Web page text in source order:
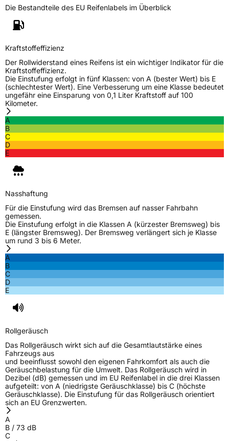
Die Bestandteile des EU Reifenlabels im Überblick
Kraftstoffeffizienz
Der Rollwiderstand eines Reifens ist ein wichtiger Indikator für die
Kraftstoffeffizienz.
Die Einstufung erfolgt in fünf Klassen: von A (bester Wert) bis E
(schlechtester Wert). Eine Verbesserung um eine Klasse bedeutet
ungefähr eine Einsparung von 0,1 Liter Kraftstoff auf 100
Kilometer.
A
B
C
D
E
Nasshaftung
Für die Einstufung wird das Bremsen auf nasser Fahrbahn
gemessen.
Die Einstufung erfolgt in die Klassen A (kürzester Bremsweg) bis
E (längster Bremsweg). Der Bremsweg verlängert sich je Klasse
um rund 3 bis 6 Meter.
A
B
C
D
E
Rollgeräusch
Das Rollgeräusch wirkt sich auf die Gesamtlautstärke eines
Fahrzeugs aus
und beeinflusst sowohl den eigenen Fahrkomfort als auch die
Geräuschbelastung für die Umwelt. Das Rollgeräusch wird in
Dezibel (dB) gemessen und im EU Reifenlabel in die drei Klassen
aufgeteilt: von A (niedrigste Geräuschklasse) bis C (höchste
Geräuschklasse). Die Einstufung für das Rollgeräusch orientiert
sich an EU Grenzwerten.
A
B / 73 dB
C